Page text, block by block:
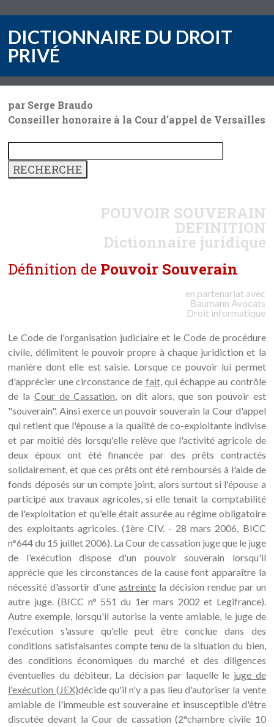
DICTIONNAIRE DU DROIT
PRIVÉ
par Serge Braudo
Conseiller honoraire à la Cour d'appel de Versailles
POUVOIR SOUVERAIN
DEFINITION
Dictionnaire juridique
Définition de Pouvoir Souverain
en partenariat avec
Baumann Avocats
Droit informatique
Le Code de l'organisation judiciaire et le Code de procédure
civile, délimitent le pouvoir propre à chaque juridiction et la
manière dont elle est saisie. Lorsque ce pouvoir lui permet
d'apprécier une circonstance de fait, qui échappe au contrôle
de la Cour de Cassation, on dit alors, que son pouvoir est
"souverain". Ainsi exerce un pouvoir souverain la Cour d'appel
qui retient que l'épouse a la qualité de co-exploitante indivise
et par moitié dès lorsqu'elle relève que l'activité agricole de
deux époux ont été financée par des prêts contractés
solidairement, et que ces prêts ont été remboursés à l'aide de
fonds déposés sur un compte joint, alors surtout si l'épouse a
participé aux travaux agricoles, si elle tenait la comptabilité
de l'exploitation et qu'elle était assurée au régime obligatoire
des exploitants agricoles. (1ère CIV. - 28 mars 2006, BICC
n°644 du 15 juillet 2006). La Cour de cassation juge que le juge
de l'exécution dispose d'un pouvoir souverain lorsqu'il
apprécie que les circonstances de la cause font apparaître la
nécessité d'assortir d'uneastreinte la décision rendue par un
autre juge. (BICC n° 551 du 1er mars 2002 et Legifrance).
Autre exemple, lorsqu'il autorise la vente amiable, le juge de
l'exécution s'assure qu'elle peut être conclue dans des
conditions satisfaisantes compte tenu de la situation du bien,
des conditions économiques du marché et des diligences
éventuelles du débiteur. La décision par laquelle le juge de
l'exécution (JEX)décide qu'il n'y a pas lieu d'autoriser la vente
amiable de l'immeuble est souveraine et insusceptible d'être
discutée devant la Cour de cassation (2°chambre civile 10